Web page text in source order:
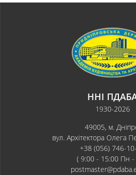
ННІ
1930-2026
49005, м.
вул. Архітектора Олега
+38 (056) 746-
( 9:00 - 15:00 Пн -